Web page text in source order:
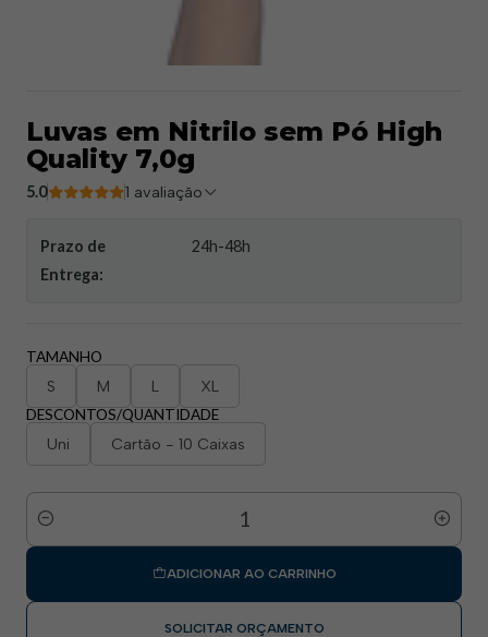
Luvas em Nitrilo sem Pó High
Quality 7,0g
5.0 1 avaliação
Prazo de
Entrega:
24h-48h
TAMANHO
S M L XL
DESCONTOS/QUANTIDADE
Uni Cartão - 10 Caixas
Quantidade
ADICIONAR AO CARRINHO
SOLICITAR ORÇAMENTO